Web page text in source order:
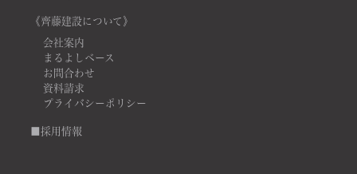
《齊藤建設について》
会社案内
まるよしベース
お問合わせ
資料請求
プライバシーポリシー
■採用情報